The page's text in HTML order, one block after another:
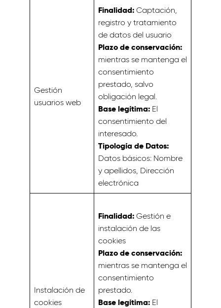
Gestión
usuarios web
Finalidad: Captación,
registro y tratamiento
de datos del usuario
Plazo de conservación:
mientras se mantenga el
consentimiento
prestado, salvo
obligación legal.
Base legítima: El
consentimiento del
interesado.
Tipología de Datos:
Datos básicos: Nombre
y apellidos, Dirección
electrónica
Instalación de
cookies
Finalidad: Gestión e
instalación de las
cookies
Plazo de conservación:
mientras se mantenga el
consentimiento
prestado.
Base legítima: El